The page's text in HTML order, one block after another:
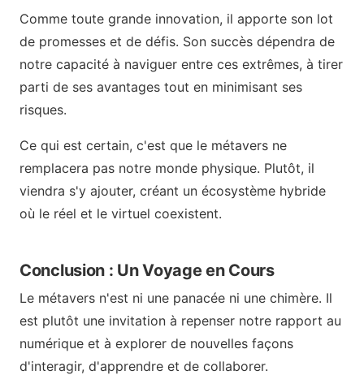
Comme toute grande innovation, il apporte son lot
de promesses et de défis. Son succès dépendra de
notre capacité à naviguer entre ces extrêmes, à tirer
parti de ses avantages tout en minimisant ses
risques.
Ce qui est certain, c'est que le métavers ne
remplacera pas notre monde physique. Plutôt, il
viendra s'y ajouter, créant un écosystème hybride
où le réel et le virtuel coexistent.
Conclusion : Un Voyage en Cours
Le métavers n'est ni une panacée ni une chimère. Il
est plutôt une invitation à repenser notre rapport au
numérique et à explorer de nouvelles façons
d'interagir, d'apprendre et de collaborer.